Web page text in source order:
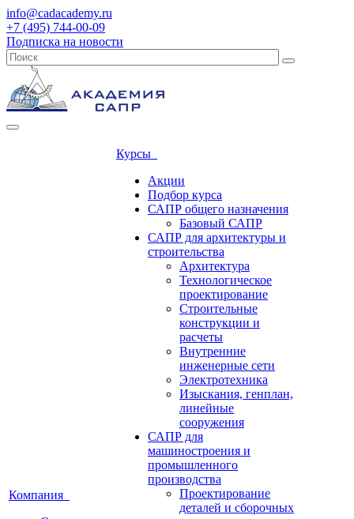
info@cadacademy.ru
+7 (495) 744-00-09
Подписка на новости
Компания
Курсы
Акции
Подбор курса
САПР общего назначения
Базовый САПР
САПР для архитектуры и
строительства
Архитектура
Технологическое
проектирование
Строительные
конструкции и
расчеты
Внутренние
инженерные сети
Электротехника
Изыскания, генплан,
линейные
сооружения
САПР для
машиностроения и
промышленного
производства
Проектирование
деталей и сборочных